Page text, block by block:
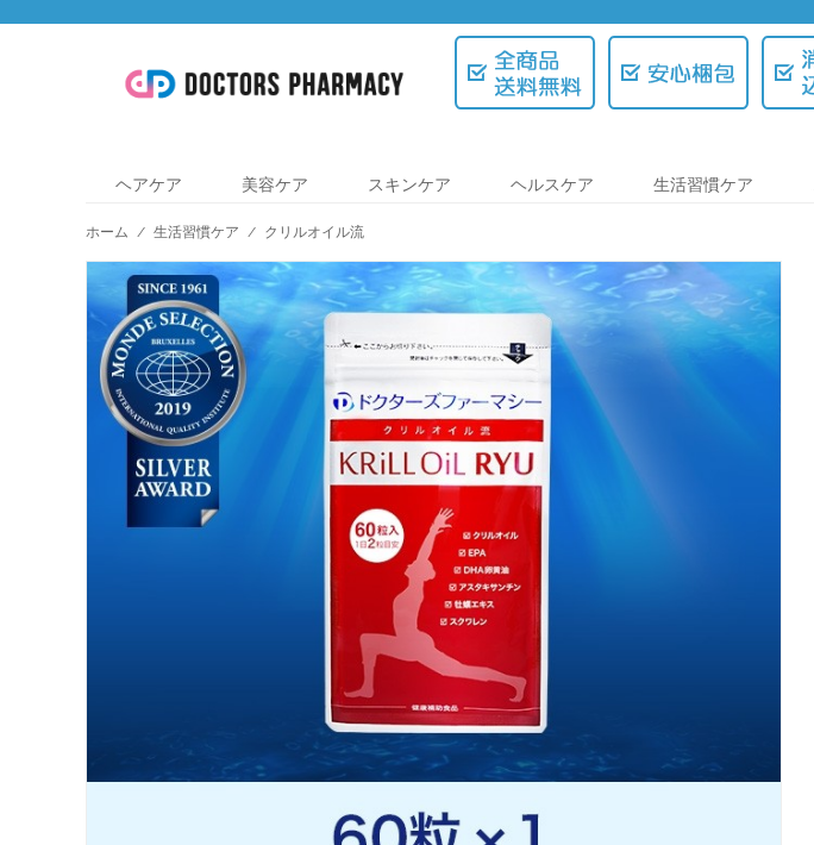
ヘアケア 美容ケア スキンケア ヘルスケア 生活習慣ケア
ホーム / 生活習慣ケア / クリルオイル流